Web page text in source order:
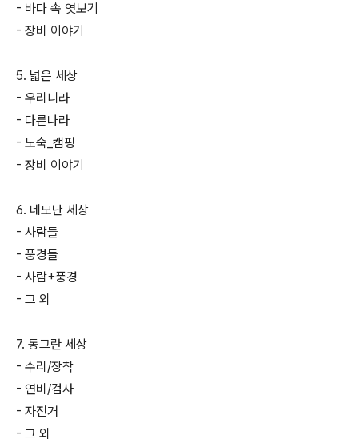
- 바다 속 엿보기
- 장비 이야기
5. 넓은 세상
- 우리니라
- 다른나라
- 노숙_캠핑
- 장비 이야기
6. 네모난 세상
- 사람들
- 풍경들
- 사람+풍경
- 그 외
7. 동그란 세상
- 수리/장착
- 연비/검사
- 자전거
- 그 외